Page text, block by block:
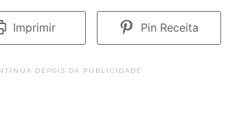
Imprimir Pin Receita
DEPOIS DA PUBLICIDADE